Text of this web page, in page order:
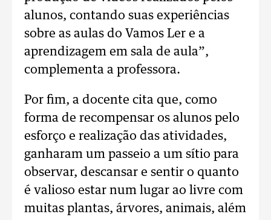
alunos, contando suas experiências
sobre as aulas do Vamos Ler e a
aprendizagem em sala de aula”,
complementa a professora.
Por fim, a docente cita que, como
forma de recompensar os alunos pelo
esforço e realização das atividades,
ganharam um passeio a um sítio para
observar, descansar e sentir o quanto
é valioso estar num lugar ao livre com
muitas plantas, árvores, animais, além